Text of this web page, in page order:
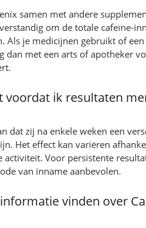
samen met andere
om de totale cafeïne-
Als je medicijnen gebruikt of
dan met een arts of apotheker
voordat ik resultaten
dat zij na enkele weken een
Het effect kan variëren
activiteit. Voor persistente
van inname aanbevolen.
vinden over